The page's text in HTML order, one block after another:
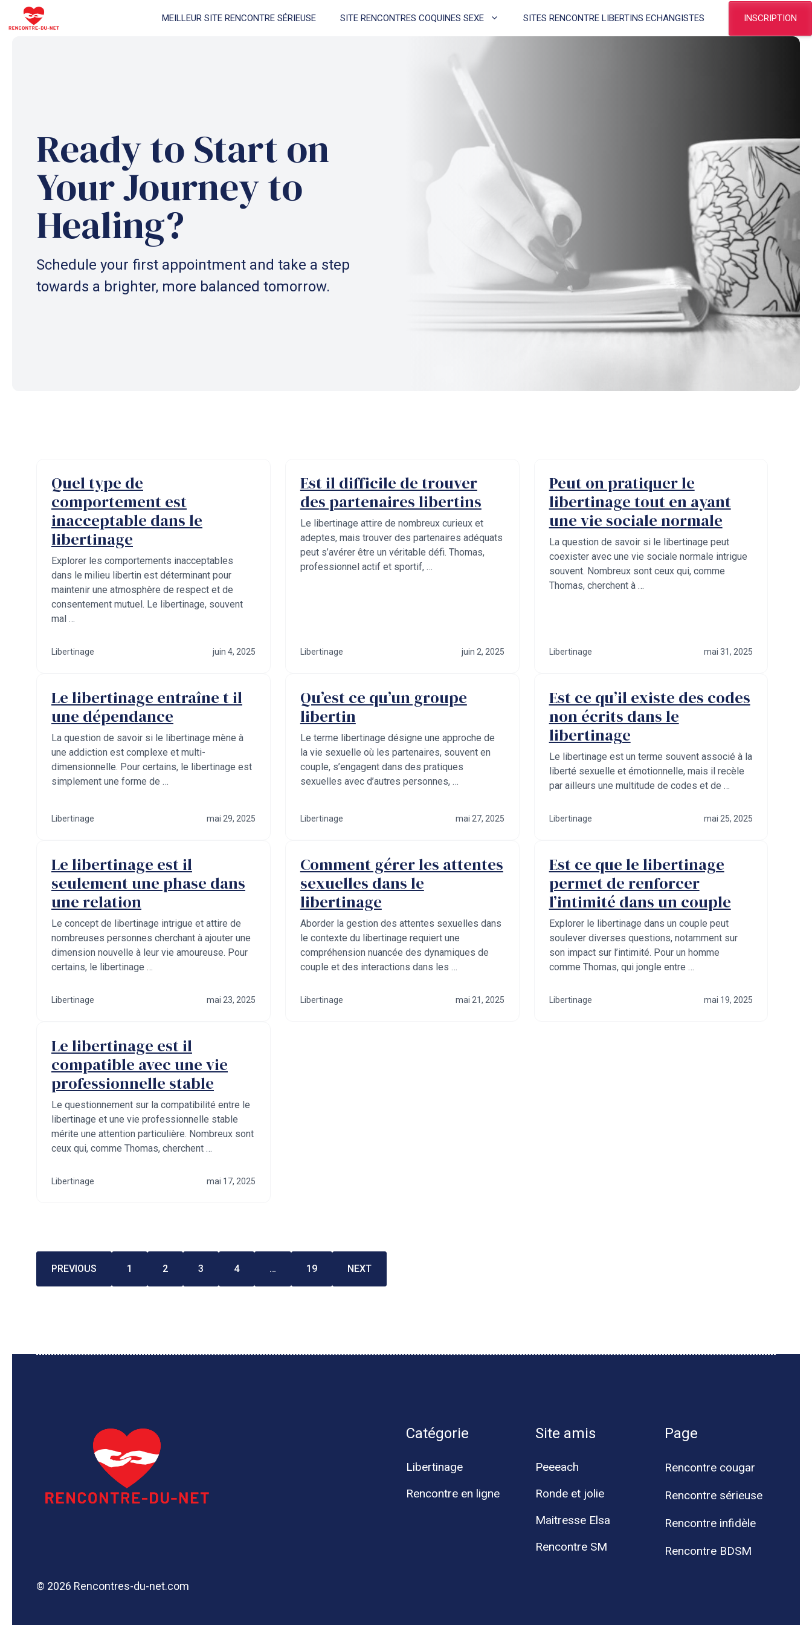
au
MEILLEUR SITE RENCONTRE SÉRIEUSE SITE RENCONTRES COQUINES SEXE SITES RENCONTRE LIBERTINS ECHANGISTES INSCRIPTION
Ready to Start on
Your Journey to
Healing?
Schedule your first appointment and take a step
towards a brighter, more balanced tomorrow.
Quel type de
comportement est
inacceptable dans le
libertinage
Explorer les comportements inacceptables
dans le milieu libertin est déterminant pour
maintenir une atmosphère de respect et de
consentement mutuel. Le libertinage, souvent
mal …
Libertinage juin 4, 2025
Est il difficile de trouver
des partenaires libertins
Le libertinage attire de nombreux curieux et
adeptes, mais trouver des partenaires adéquats
peut s’avérer être un véritable défi. Thomas,
professionnel actif et sportif, …
Libertinage juin 2, 2025
Peut on pratiquer le
libertinage tout en ayant
une vie sociale normale
La question de savoir si le libertinage peut
coexister avec une vie sociale normale intrigue
souvent. Nombreux sont ceux qui, comme
Thomas, cherchent à …
Libertinage mai 31, 2025
Le libertinage entraîne t il
une dépendance
La question de savoir si le libertinage mène à
une addiction est complexe et multi-
dimensionnelle. Pour certains, le libertinage est
simplement une forme de …
Libertinage mai 29, 2025
Qu’est ce qu’un groupe
libertin
Le terme libertinage désigne une approche de
la vie sexuelle où les partenaires, souvent en
couple, s’engagent dans des pratiques
sexuelles avec d’autres personnes, …
Libertinage mai 27, 2025
Est ce qu’il existe des codes
non écrits dans le
libertinage
Le libertinage est un terme souvent associé à la
liberté sexuelle et émotionnelle, mais il recèle
par ailleurs une multitude de codes et de …
Libertinage mai 25, 2025
Le libertinage est il
seulement une phase dans
une relation
Le concept de libertinage intrigue et attire de
nombreuses personnes cherchant à ajouter une
dimension nouvelle à leur vie amoureuse. Pour
certains, le libertinage …
Libertinage mai 23, 2025
Comment gérer les attentes
sexuelles dans le
libertinage
Aborder la gestion des attentes sexuelles dans
le contexte du libertinage requiert une
compréhension nuancée des dynamiques de
couple et des interactions dans les …
Libertinage mai 21, 2025
Est ce que le libertinage
permet de renforcer
l’intimité dans un couple
Explorer le libertinage dans un couple peut
soulever diverses questions, notamment sur
son impact sur l’intimité. Pour un homme
comme Thomas, qui jongle entre …
Libertinage mai 19, 2025
Le libertinage est il
compatible avec une vie
professionnelle stable
Le questionnement sur la compatibilité entre le
libertinage et une vie professionnelle stable
mérite une attention particulière. Nombreux sont
ceux qui, comme Thomas, cherchent …
Libertinage mai 17, 2025
PREVIOUS 1 2 3 4 … 19 NEXT
© 2026 Rencontres-du-net.com
Catégorie
Libertinage
Rencontre en ligne
Site amis
Peeeach
Ronde et jolie
Maitresse Elsa
Rencontre SM
Page
Rencontre cougar
Rencontre sérieuse
Rencontre infidèle
Rencontre BDSM